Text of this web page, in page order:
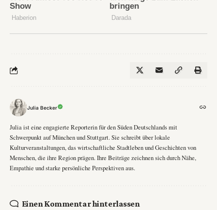
Julia Becker
Julia ist eine engagierte Reporterin für den Süden Deutschlands mit
Schwerpunkt auf München und Stuttgart. Sie schreibt über lokale
Kulturveranstaltungen, das wirtschaftliche Stadtleben und Geschichten von
Menschen, die ihre Region prägen. Ihre Beiträge zeichnen sich durch Nähe,
Empathie und starke persönliche Perspektiven aus.
Einen Kommentar hinterlassen